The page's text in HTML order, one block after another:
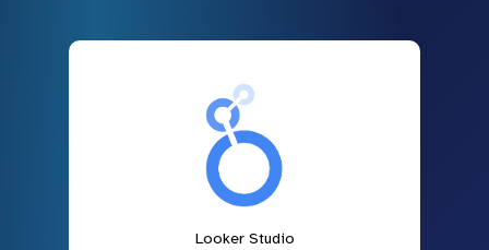
Looker Studio